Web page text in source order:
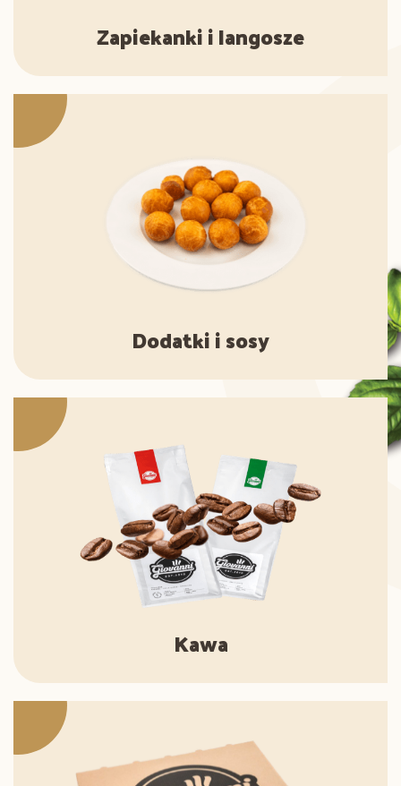
Zapiekanki i langosze
Dodatki i sosy
Kawa